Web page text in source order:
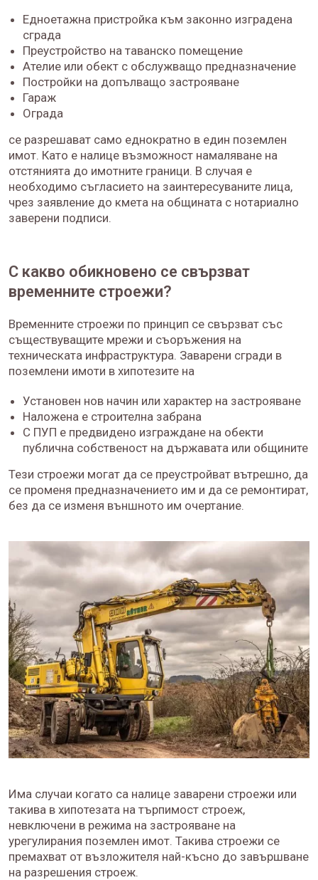
Едноетажна пристройка към законно изградена
сграда
Преустройство на таванско помещение
Ателие или обект с обслужващо предназначение
Постройки на допълващо застрояване
Гараж
Ограда
се разрешават само еднократно в един поземлен
имот. Като е налице възможност намаляване на
отстянията до имотните граници. В случая е
необходимо съгласието на заинтересуваните лица,
чрез заявление до кмета на общината с нотариално
заверени подписи.
С какво обикновено се свързват
временните строежи?
Временните строежи по принцип се свързват със
съществуващите мрежи и съоръжения на
техническата инфраструктура. Заварени сгради в
поземлени имоти в хипотезите на
Установен нов начин или характер на застрояване
Наложена е строителна забрана
С ПУП е предвидено изграждане на обекти
публична собственост на държавата или общините
Тези строежи могат да се преустройват вътрешно, да
се променя предназначението им и да се ремонтират,
без да се изменя външното им очертание.
Има случаи когато са налице заварени строежи или
такива в хипотезата на търпимост строеж,
невключени в режима на застрояване на
урегулирания поземлен имот. Такива строежи се
премахват от възложителя най-късно до завършване
на разрешения строеж.